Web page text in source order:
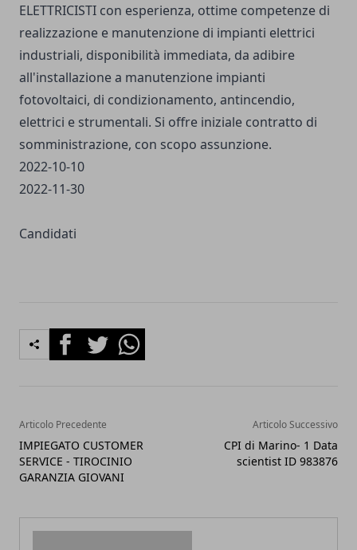
ELETTRICISTI con esperienza, ottime competenze di
realizzazione e manutenzione di impianti elettrici
industriali, disponibilità immediata, da adibire
all'installazione a manutenzione impianti
fotovoltaici, di condizionamento, antincendio,
elettrici e strumentali. Si offre iniziale contratto di
somministrazione, con scopo assunzione.
2022-10-10
2022-11-30
Candidati
FacebookTwitterWhatsapp
Articolo Precedente
IMPIEGATO CUSTOMER
SERVICE - TIROCINIO
GARANZIA GIOVANI
Articolo Successivo
CPI di Marino- 1 Data
scientist ID 983876